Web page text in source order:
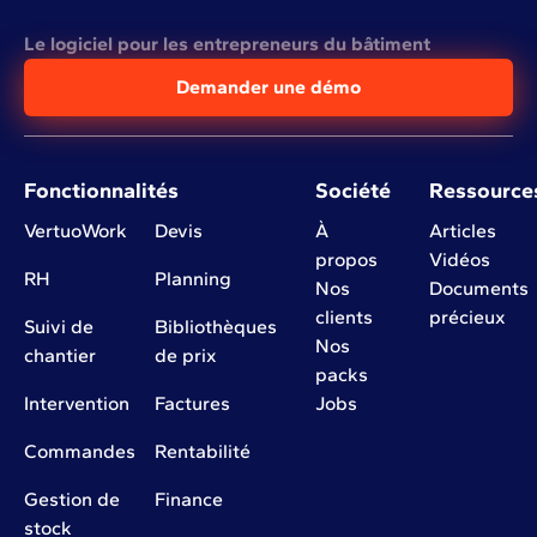
Le logiciel pour les entrepreneurs du bâtiment
Demander une démo
Fonctionnalités
VertuoWork Devis
RH Planning
Suivi de
chantier
Bibliothèques
de prix
Intervention Factures
Commandes Rentabilité
Gestion de
stock
Finance
Société
À
propos
Nos
clients
Nos
packs
Jobs
Articles
Vidéos
Documents
précieux